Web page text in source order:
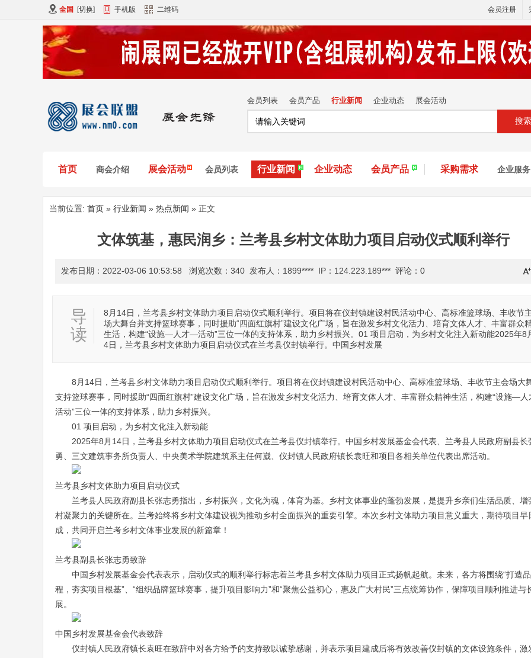
全国 [切换] 手机版 二维码 会员注册
会员列表 会员产品 行业新闻 企业动态 展会活动
搜索
首页 商会介绍 展会活动 会员列表 行业新闻 企业动态 会员产品 采购需求 企业服务
当前位置: 首页 » 行业新闻 » 热点新闻 » 正文
文体筑基，惠民润乡：兰考县乡村文体助力项目启动仪式顺利举行
发布日期：2022-03-06 10:53:58 浏览次数： 340 发布人：1899**** IP：124.223.189*** 评论：0
导
读
8月14日，兰考县乡村文体助力项目启动仪式顺利举行。项目将在仪封镇建设村民活动中心、高标准篮球场、丰收节
场大舞台并支持篮球赛事，同时援助“四面红旗村”建设文化广场，旨在激发乡村文化活力、培育文体人才、丰富群众
生活，构建“设施—人才—活动”三位一体的支持体系，助力乡村振兴。01 项目启动，为乡村文化注入新动能2025年8
4日，兰考县乡村文体助力项目启动仪式在兰考县仪封镇举行。中国乡村发展
8月14日，兰考县乡村文体助力项目启动仪式顺利举行。项目将在仪封镇建设村民活动中心、高标准篮球场、丰收节主会场大
支持篮球赛事，同时援助“四面红旗村”建设文化广场，旨在激发乡村文化活力、培育文体人才、丰富群众精神生活，构建“设施—
活动”三位一体的支持体系，助力乡村振兴。
01 项目启动，为乡村文化注入新动能
2025年8月14日，兰考县乡村文体助力项目启动仪式在兰考县仪封镇举行。中国乡村发展基金会代表、兰考县人民政府副县长
勇、三文建筑事务所负责人、中央美术学院建筑系主任何崴、仪封镇人民政府镇长袁旺和项目各相关单位代表出席活动。
兰考县乡村文体助力项目启动仪式
兰考县人民政府副县长张志勇指出，乡村振兴，文化为魂，体育为基。乡村文体事业的蓬勃发展，是提升乡亲们生活品质、增
村凝聚力的关键所在。兰考始终将乡村文体建设视为推动乡村全面振兴的重要引擎。本次乡村文体助力项目意义重大，期待项目早
成，共同开启兰考乡村文体事业发展的新篇章！
兰考县副县长张志勇致辞
中国乡村发展基金会代表表示，启动仪式的顺利举行标志着兰考县乡村文体助力项目正式扬帆起航。未来，各方将围绕“打造
程，夯实项目根基”、“组织品牌篮球赛事，提升项目影响力”和“聚焦公益初心，惠及广大村民”三点统筹协作，保障项目顺利推进与
展。
中国乡村发展基金会代表致辞
仪封镇人民政府镇长袁旺在致辞中对各方给予的支持致以诚挚感谢，并表示项目建成后将有效改善仪封镇的文体设施条件，激